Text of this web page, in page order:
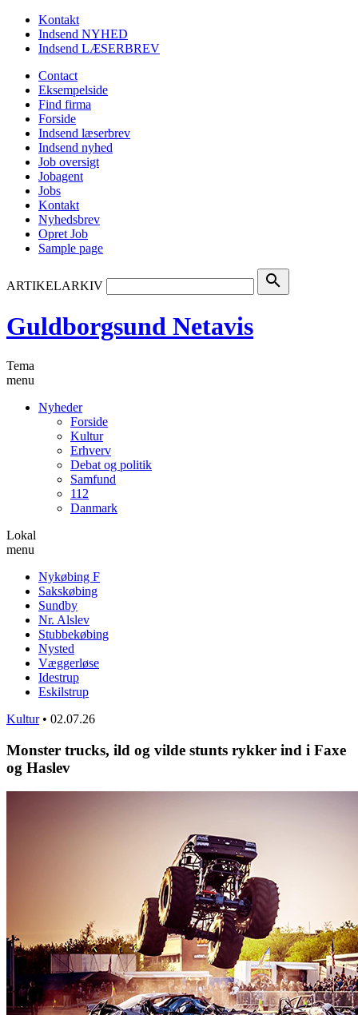
Kontakt
Indsend NYHED
Indsend LÆSERBREV
Contact
Eksempelside
Find firma
Forside
Indsend læserbrev
Indsend nyhed
Job oversigt
Jobagent
Jobs
Kontakt
Nyhedsbrev
Opret Job
Sample page
ARTIKELARKIV search
Guldborgsund Netavis
Tema
menu
Nyheder
Forside
Kultur
Erhverv
Debat og politik
Samfund
112
Danmark
Lokal
menu
Nykøbing F
Sakskøbing
Sundby
Nr. Alslev
Stubbekøbing
Nysted
Væggerløse
Idestrup
Eskilstrup
Kultur • 02.07.26
Monster trucks, ild og vilde stunts rykker ind i Faxe
og Haslev